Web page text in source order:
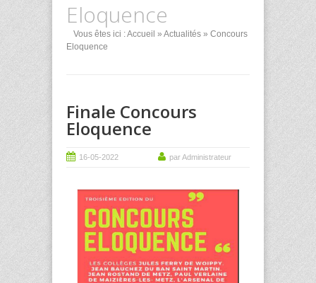
Eloquence
Vous êtes ici :Accueil » Actualités » Concours
Eloquence
Finale Concours
Eloquence
16-05-2022 par Administrateur